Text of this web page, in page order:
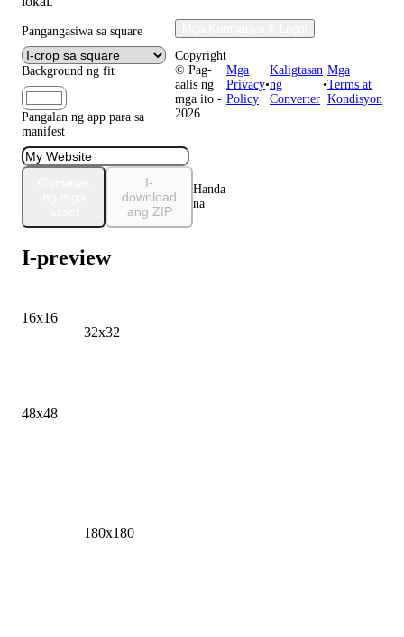
Pangangasiwa sa square
Background ng fit
Pangalan ng app para sa
manifest
I-
download
ang ZIP
Handa
na
I-preview
16x16
32x32
48x48
180x180
Copyright
© Pag-
aalis ng
mga ito -
2026
Mga
Privacy
Policy
•
Kaligtasan
ng
Converter
•
Mga
Terms at
Kondisyon